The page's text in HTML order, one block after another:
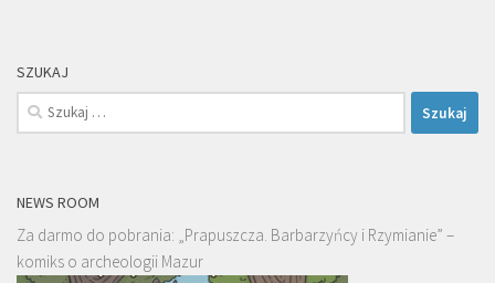
SZUKAJ
Szukaj:
NEWS ROOM
Za darmo do pobrania: „Prapuszcza. Barbarzyńcy i Rzymianie” –
komiks o archeologii Mazur